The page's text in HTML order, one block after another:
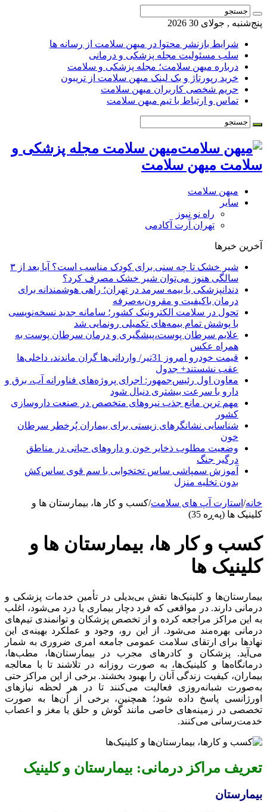
پنج‌شنبه , جولای 30 2026
شرایط بازنشر محتوا در میهن سلامت از رسانه ها
سلب مسئولیت مجله پزشکی و درمانی
درباره میهن سلامت؛ مجله پزشکی و سلامت
خرید رپورتاژ و بک لینک میهن سلامت از تریبون
حریم شخصی کاربران میهن سلامت
تماس و ارتباط با تیم میهن سلامت
میهن سلامت مجله پزشکی و
سلامت میهن سلامت
میهن سلامت
سایر
راه نو نیوز
تهران آرت آکادمی
آخرین خبرها
شیر خشک تا چه سنی برای کودک مناسب است؟ آیا بعد از ۳
سالگی هنوز می‌توان شیر خشک مصرف کرد؟
دندانپزشکی با بیمه سرمد در تهران؛ راهی هوشمندانه برای
درمان باکیفیت و مقرون‌به‌صرفه
تحول در سلامت الکترونیک کشور؛ سامانه جدید نسخه‌نویسی
با پوشش تمام بیمه‌های تکمیلی رونمایی شد
علایم سرطان پوست،پیشگیری و درمان سرطان پوست به
همراه عکس
قیمت خودرو امروز 31تیر/ وارداتی‌ها گران ماندند، داخلی‌ها
عقب نشستند+ جدول
معاون اول رئیس‌جمهور: اجرای پروژه‌های فناورانه آب، برق و
دارو با سرعت بیشتری دنبال شود
مهم ترین مانع جذب نیروهای متخصص در صنعت داروسازی
کشور
شناسایی نشانگرهای زیستی برای بیماران پُرخطر سرطان
خون
وضعیت مطلوب ذخایر خون و داروهای حیاتی در مناطق
درگیر جنگ
آموزش سمپاشی ساس تختخوابی با سم قوی ساس‌کش
بدون تخلیه منزل
خانه/ استارت آپ های سلامت/کسب و کار ها، بیمارستان ها و
کلینیک ها (پەڕە 35)
کسب و کار ها، بیمارستان ها و
کلینیک ها
بیمارستان‌ها و کلینیک‌ها نقش بی‌بدیلی در تأمین خدمات پزشکی و
درمانی دارند. در مواقعی که فرد دچار بیماری یا درد می‌شود، اغلب
به این مراکز مراجعه کرده و از تخصص پزشکان و توانمندی تیم‌های
درمانی بهره‌مند می‌شود. از این رو، وجود و عملکرد بهینه‌ی این
نهادها برای ارتقای سلامت عمومی جامعه امری ضروری به شمار
می‌آید. پزشکان و کادرهای مجرب در بیمارستان‌ها، مطب‌ها،
درمانگاه‌ها و کلینیک‌ها، به صورت روزانه در تلاشند تا با معالجه
بیماران، کیفیت زندگی آنان را بهبود بخشند. برخی از این مراکز حتی
به‌صورت شبانه‌روزی فعالیت می‌کنند تا در هر لحظه نیازهای
اورژانسی پاسخ داده شود؛ همچنین، برخی از آن‌ها به صورت
تخصصی در زمینه‌های خاصی مانند گوش و حلق یا مغز و اعصاب
خدمت‌رسانی می‌کنند.
تعریف مراکز درمانی: بیمارستان و کلینیک
بیمارستان